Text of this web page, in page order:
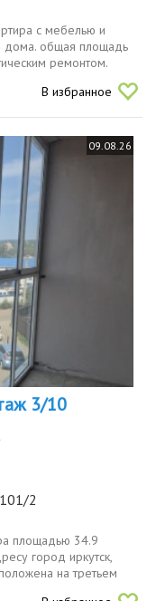
с мебелью и
дома. общая площадь
ремонтом.
м. кухня 13,2 м2.
В избранное
09.08.26
3/10
2
площадью 34.9
город иркутск,
на третьем
дома, построенного в